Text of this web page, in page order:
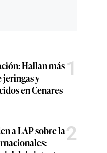
Hallan más
jeringas y
en Cenares
1
a LAP sobre la2